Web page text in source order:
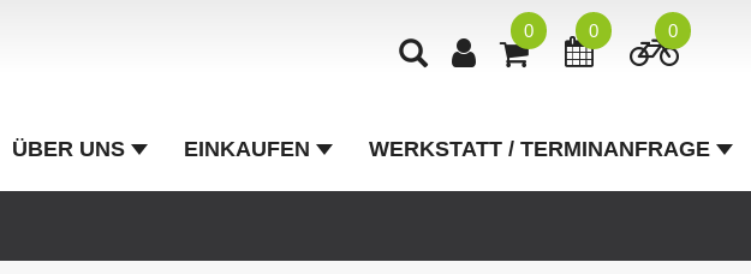
0 0 0
ÜBER UNS EINKAUFEN WERKSTATT / TERMINANFRAGE